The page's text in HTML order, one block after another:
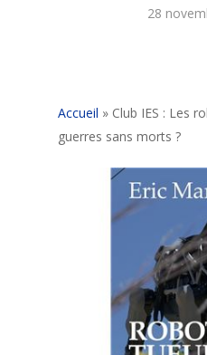
28
Accueil » Club IES : Les
guerres sans morts ?